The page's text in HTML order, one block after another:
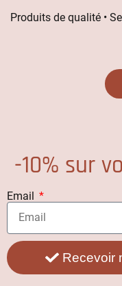
Produits de qualité •
-10% sur
Email
Recevoir